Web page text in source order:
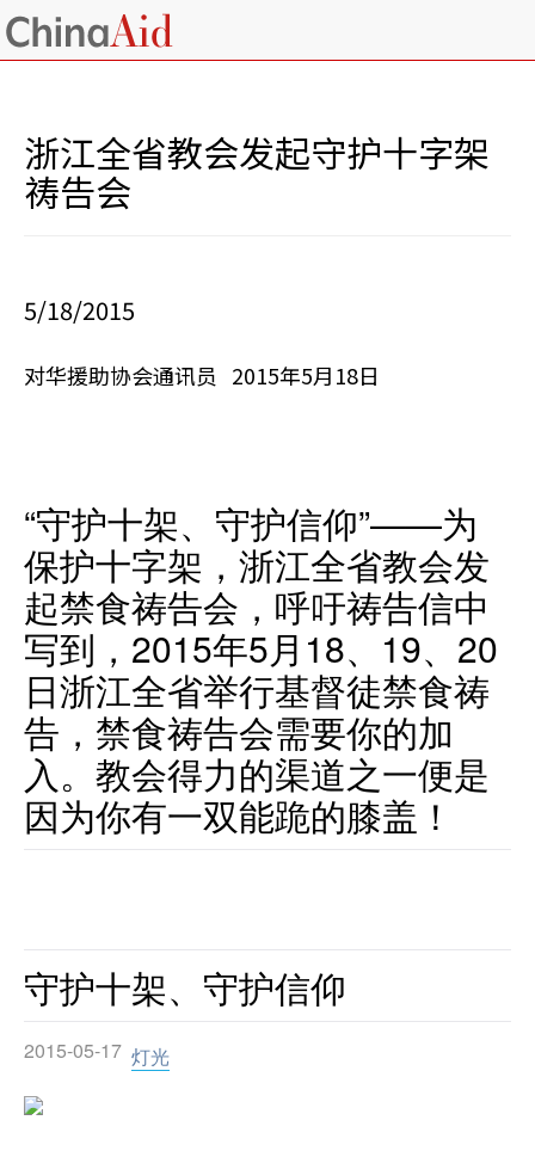
浙江全省教会发起守护十字架
祷告会
5/18/2015
对华援助协会通讯员 2015年5月18日
“守护十架、守护信仰”——为
保护十字架， 浙江全省教会发
起禁食祷告会，呼吁祷告信中
写到， 2015年5月18、19、20
日浙江全省举行基督徒禁食祷
告， 禁食祷告会需要你的加
入。 教会得力的渠道之一便是
因为你有一双能跪的膝盖！
守护十架、守护信仰
2015-05-17 灯光